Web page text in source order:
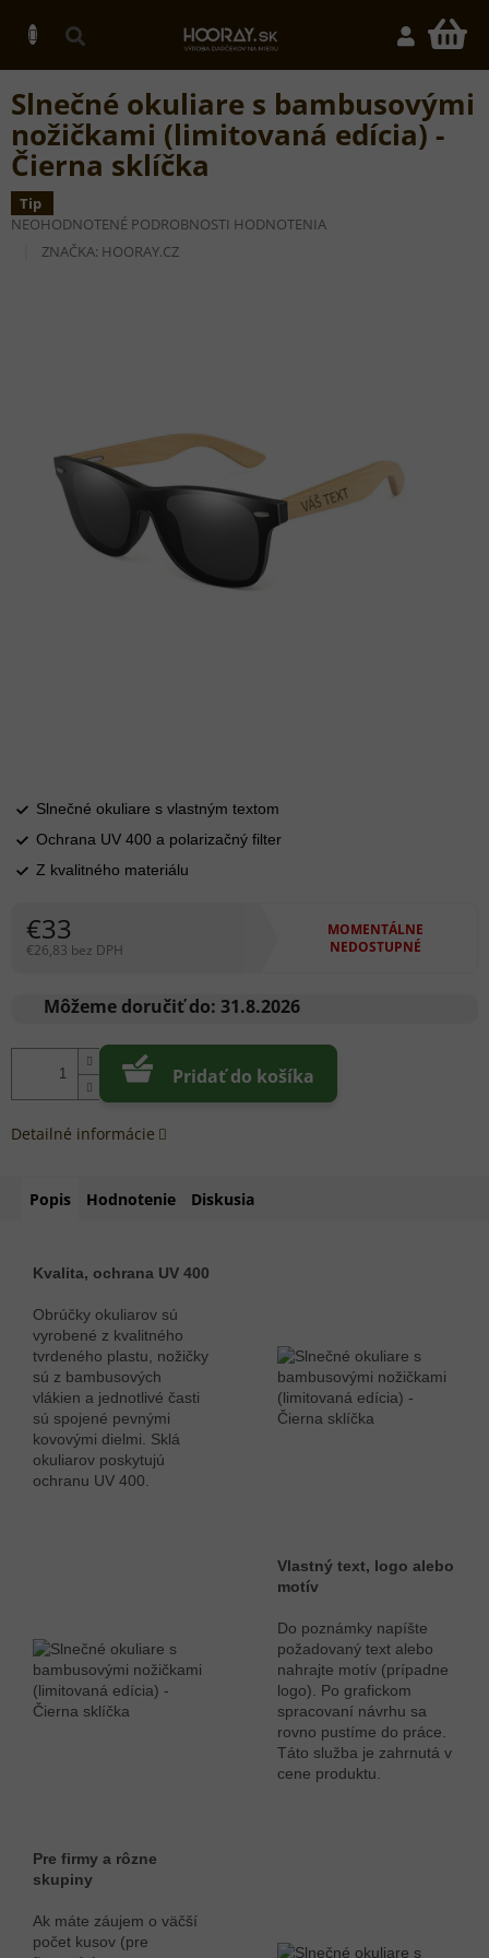
obsah
Slnečné okuliare s bambusovými
nožičkami (limitovaná edícia) -
Čierna sklíčka
Tip
PRIEMERNÉ
HODNOTENIE
PRODUKTU
NEOHODNOTENÉ PODROBNOSTI HODNOTENIA
ZNAČKA: HOORAY.CZ
€33
€26,83 bez DPH
cena:
MOMENTÁLNE
NEDOSTUPNÉ
Môžeme doručiť do: 31.8.2026
Pridať do košíka
Slnečné okuliare s vlastným textom
Ochrana UV 400 a polarizačný filter
Z kvalitného materiálu
Detailné informácie
Popis Hodnotenie Diskusia
Kvalita, ochrana UV 400
Obrúčky okuliarov sú
vyrobené z kvalitného
tvrdeného plastu, nožičky
sú z bambusových
vlákien a jednotlivé časti
sú spojené pevnými
kovovými dielmi. Sklá
okuliarov poskytujú
ochranu UV 400.
Vlastný text, logo alebo
motív
Do poznámky napíšte
požadovaný text alebo
nahrajte motív (prípadne
logo). Po grafickom
spracovaní návrhu sa
rovno pustíme do práce.
Táto služba je zahrnutá v
cene produktu.
Pre firmy a rôzne
skupiny
Ak máte záujem o väčší
počet kusov (pre